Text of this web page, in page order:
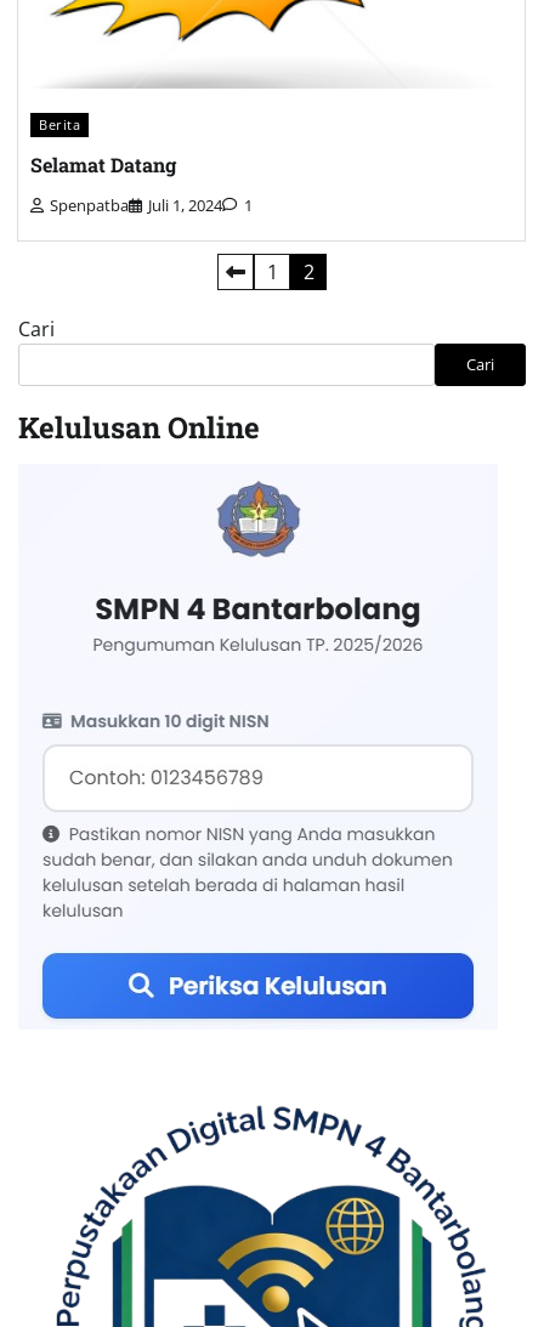
Berita
Selamat Datang
Spenpatba Juli 1, 2024 1
pos
1 2
Cari
Cari
Kelulusan Online